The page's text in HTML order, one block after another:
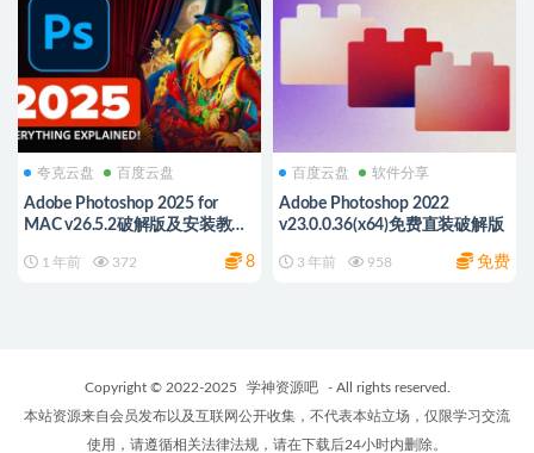
夸克云盘 百度云盘
Adobe Photoshop 2025 for
MAC v26.5.2破解版及安装教程
度网盘
1 年前 372 8
百度云盘 软件分享
Adobe Photoshop 2022
v23.0.0.36(x64)免费直装破解版
3 年前 958 免费
Copyright © 2022-2025 学神资源吧
- All rights reserved.
本站资源来自会员发布以及互联网公开收集，不代表本站立场，仅限学习交流
使用，请遵循相关法律法规，请在下载后24小时内删除。